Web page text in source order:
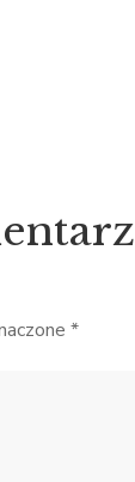
poznajemy,
to,
*